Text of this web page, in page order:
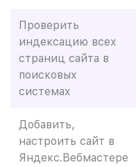
Проверить
индексацию всех
страниц сайта в
поисковых
системах
Добавить,
настроить сайт в
Яндекс.Вебмастере